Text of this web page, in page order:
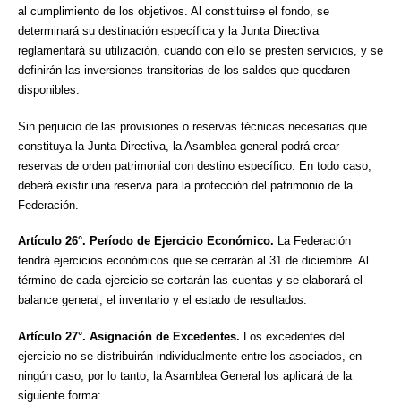
al cumplimiento de los objetivos. Al constituirse el fondo, se
determinará su destinación específica y la Junta Directiva
reglamentará su utilización, cuando con ello se presten servicios, y se
definirán las inversiones transitorias de los saldos que quedaren
disponibles.
Sin perjuicio de las provisiones o reservas técnicas necesarias que
constituya la Junta Directiva, la Asamblea general podrá crear
reservas de orden patrimonial con destino específico. En todo caso,
deberá existir una reserva para la protección del patrimonio de la
Federación.
Artículo 26°. Período de Ejercicio Económico. La Federación
tendrá ejercicios económicos que se cerrarán al 31 de diciembre. Al
término de cada ejercicio se cortarán las cuentas y se elaborará el
balance general, el inventario y el estado de resultados.
Artículo 27°. Asignación de Excedentes. Los excedentes del
ejercicio no se distribuirán individualmente entre los asociados, en
ningún caso; por lo tanto, la Asamblea General los aplicará de la
siguiente forma: